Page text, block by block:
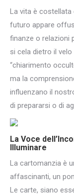
La vita è costellata
futuro appare
finanze o relazioni
si cela dietro il
“chiarimento
ma la
influenzano il
di prepararsi o di
La Voce
Illuminare
La cartomanzia è
affascinanti, un
Le carte, siano